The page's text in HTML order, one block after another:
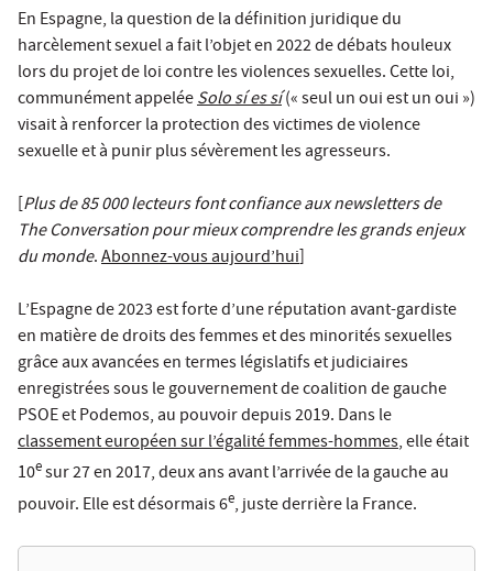
En Espagne, la question de la définition juridique du
harcèlement sexuel a fait l’objet en 2022 de débats houleux
lors du projet de loi contre les violences sexuelles. Cette loi,
communément appeléeSolo sí es sí(« seul un oui est un oui »)
visait à renforcer la protection des victimes de violence
sexuelle et à punir plus sévèrement les agresseurs.
[Plus de 85 000 lecteurs font confiance aux newsletters de
The Conversation pour mieux comprendre les grands enjeux
du monde.Abonnez-vous aujourd’hui]
L’Espagne de 2023 est forte d’une réputation avant-gardiste
en matière de droits des femmes et des minorités sexuelles
grâce aux avancées en termes législatifs et judiciaires
enregistrées sous le gouvernement de coalition de gauche
PSOE et Podemos, au pouvoir depuis 2019. Dans le
classement européen sur l’égalité femmes-hommes, elle était
10esur 27 en 2017, deux ans avant l’arrivée de la gauche au
pouvoir. Elle est désormais 6e, juste derrière la France.